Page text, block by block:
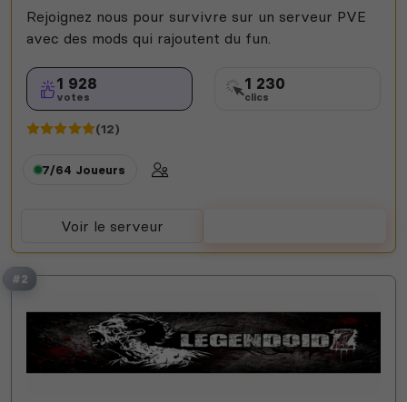
Rejoignez nous pour survivre sur un serveur PVE
avec des mods qui rajoutent du fun.
1 928
votes
1 230
clics
(12)
7/64 Joueurs
Voir le serveur
#2